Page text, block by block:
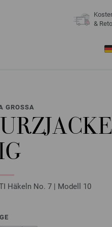
&
GROSSA
Häkeln No. 7 | Modell 10